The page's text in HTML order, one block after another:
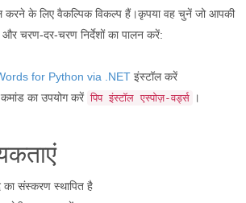
करने के लिए वैकल्पिक विकल्प हैं।कृपया वह चुनें जो आपकी
चरण-दर-चरण निर्देशों का पालन करें:
for Python via .NET इंस्टॉल करें
कमांड का उपयोग करें पिप इंस्टॉल एस्पोज़-वर्ड्स ।
का संस्करण स्थापित है